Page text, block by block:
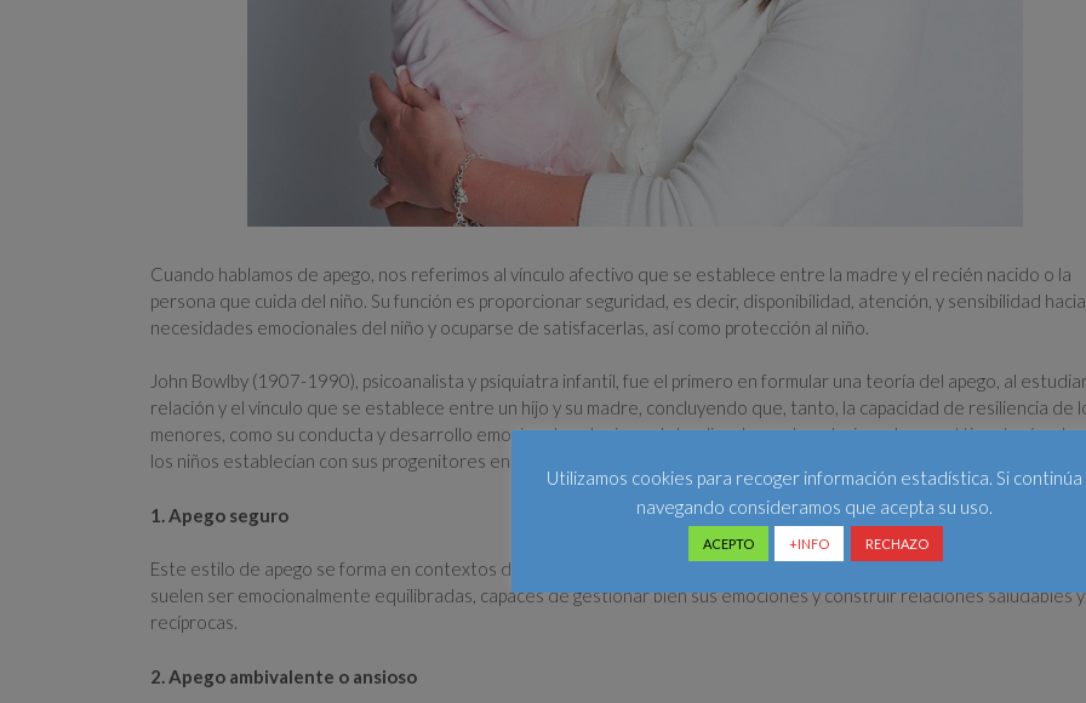
Cuando hablamos de apego, nos referimos al vínculo afectivo que se establece entre la madre y el recién nacido o la
persona que cuida del niño. Su función es proporcionar seguridad, es decir, disponibilidad, atención, y sensibilidad
necesidades emocionales del niño y ocuparse de satisfacerlas, así como protección al niño.
John Bowlby (1907-1990), psicoanalista y psiquiatra infantil, fue el primero en formular una teoría del apego, al
relación y el vínculo que se establece entre un hijo y su madre, concluyendo que, tanto, la capacidad de resiliencia de
menores, como su conducta y desarrollo emocional posterior estaba directamente relacionada con el tipo de vínculo
los niños establecían con sus progenitores en los primeros años. John Bowlby estableció cuatro tipos de apego:
1. Apego seguro
Este estilo de apego se forma en contextos donde el cuidado es constante y afectuoso. Las personas que lo
suelen ser emocionalmente equilibradas, capaces de gestionar bien sus emociones y construir relaciones saludables y
recíprocas.
2. Apego ambivalente o ansioso
Utilizamos cookies para recoger información estadística. Si continúa
navegando consideramos que acepta su uso.
ACEPTO +INFO RECHAZO